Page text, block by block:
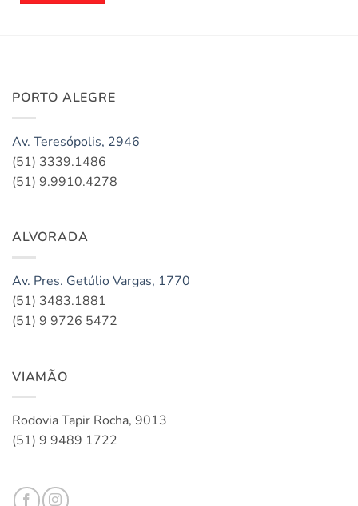
PORTO ALEGRE
Av. Teresópolis, 2946
(51) 3339.1486
(51) 9.9910.4278
ALVORADA
Av. Pres. Getúlio Vargas, 1770
(51) 3483.1881
(51) 9 9726 5472
VIAMÃO
Rodovia Tapir Rocha, 9013
(51) 9 9489 1722